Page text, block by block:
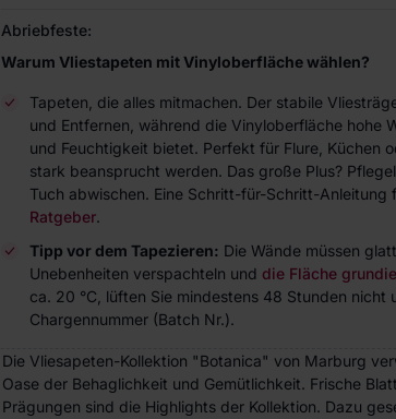
Abriebfeste:
Warum Vliestapeten mit Vinyloberfläche wählen?
Tapeten, die alles mitmachen. Der stabile
und Entfernen, während die Vinyloberfläche hohe
und Feuchtigkeit bietet. Perfekt für Flure, Küchen
stark beansprucht werden. Das große Plus?
Tuch abwischen. Eine Schritt-für-Schritt-Anleitung
Ratgeber.
Tipp vor dem Tapezieren: Die Wände müssen
Unebenheiten verspachteln und die Fläche
ca. 20 °C, lüften Sie mindestens 48 Stunden nicht
Chargennummer (Batch Nr.).
Die Vliesapeten-Kollektion "Botanica" von Marburg
Oase der Behaglichkeit und Gemütlichkeit. Frische
Prägungen sind die Highlights der Kollektion. Dazu